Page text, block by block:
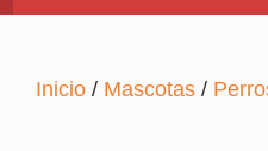
Inicio / Mascotas /